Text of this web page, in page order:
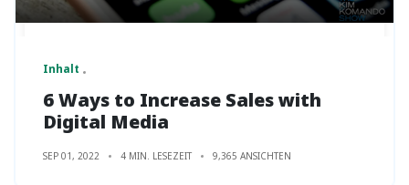
Inhalt
6 Ways to Increase Sales with
Digital Media
SEP 01, 2022 4 MIN. LESEZEIT 9,365 ANSICHTEN